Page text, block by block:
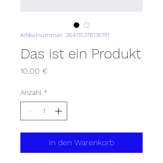
Artikelnummer: 364115376135191
Das ist ein Produkt
10,00 €
Anzahl *
In den Warenkorb